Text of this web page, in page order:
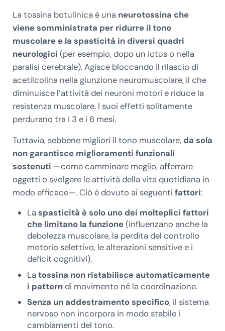
La tossina botulinica è una neurotossina che
viene somministrata per ridurre il tono
muscolare e la spasticità in diversi quadri
neurologici (per esempio, dopo un ictus o nella
paralisi cerebrale). Agisce bloccando il rilascio di
acetilcolina nella giunzione neuromuscolare, il che
diminuisce l’attività dei neuroni motori e riduce la
resistenza muscolare. I suoi effetti solitamente
perdurano tra i 3 e i 6 mesi.
Tuttavia, sebbene migliori il tono muscolare, da sola
non garantisce miglioramenti funzionali
sostenuti —come camminare meglio, afferrare
oggetti o svolgere le attività della vita quotidiana in
modo efficace—. Ciò è dovuto ai seguenti fattori:
Laspasticità è solo uno dei molteplici fattori
che limitano la funzione(influenzano anche la
debolezza muscolare, la perdita del controllo
motorio selettivo, le alterazioni sensitive e i
deficit cognitivi).
Latossina non ristabilisce automaticamente
i patterndi movimento né la coordinazione.
Senza un addestramento specifico, il sistema
nervoso non incorpora in modo stabile i
cambiamenti del tono.